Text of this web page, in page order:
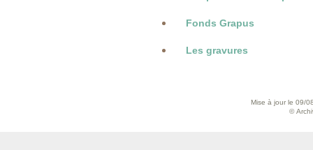
Fonds Grapus
Les gravures
Mise à jour le 09/
©